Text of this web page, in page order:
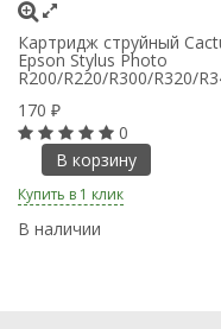
Картридж струйный
Epson Stylus Photo
R200/R220/R300/R320/
170 ₽
0
В корзину
Купить в 1 клик
В наличии